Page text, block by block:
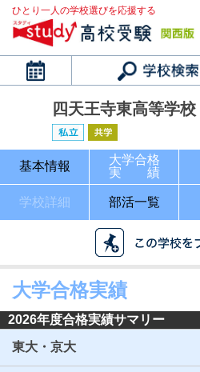
ひとり一人の学校選びを応援する
カレンダー
四天王寺東高等学校
基本情報
大学合格
実 績
学校詳細 部活一覧
大学合格実績
2026年度合格実績サマリー
東大・京大